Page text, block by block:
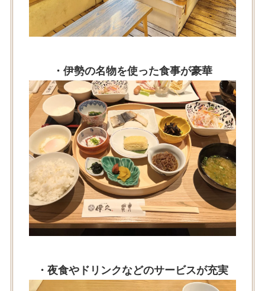
・伊勢の名物を使った食事が豪華
・夜食やドリンクなどのサービスが充実